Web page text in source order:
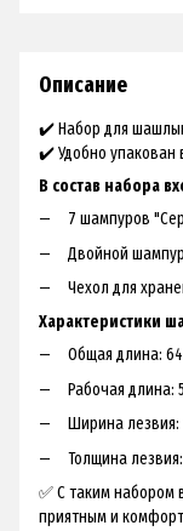
Описание
✔️ Набор для
✔️ Удобно упакован
В состав набора
7 шампуров
Двойной шампур
Чехол для
Характеристики
Общая длина:
Рабочая длина:
Ширина лезвия:
Толщина
✅ С таким набором
приятным и